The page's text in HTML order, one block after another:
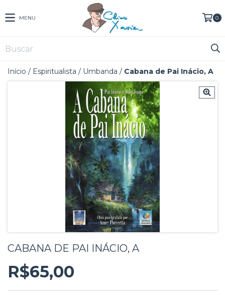
MENU 0
Início / Espiritualista / Umbanda / Cabana de Pai Inácio, A
CABANA DE PAI INÁCIO, A
R$65,00